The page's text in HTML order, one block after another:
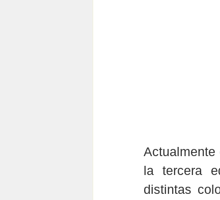
Actualmente
la tercera
distintas